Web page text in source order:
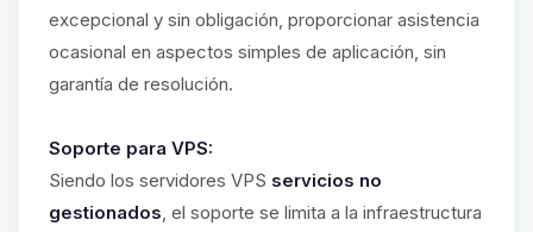
excepcional y sin obligación, proporcionar asistencia
ocasional en aspectos simples de aplicación, sin
garantía de resolución.
Soporte para VPS:
Siendo los servidores VPS servicios no
gestionados, el soporte se limita a la infraestructura